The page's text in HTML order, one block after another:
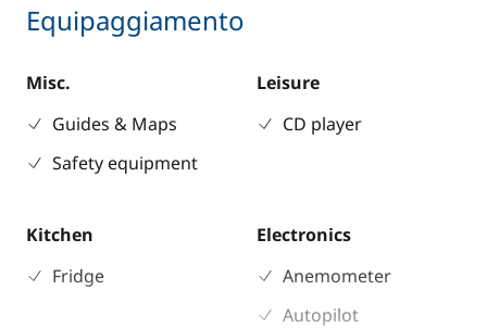
Equipaggiamento
Misc.
Guides & Maps
Safety equipment
Leisure
CD player
Kitchen
Fridge
Electronics
Anemometer
Autopilot